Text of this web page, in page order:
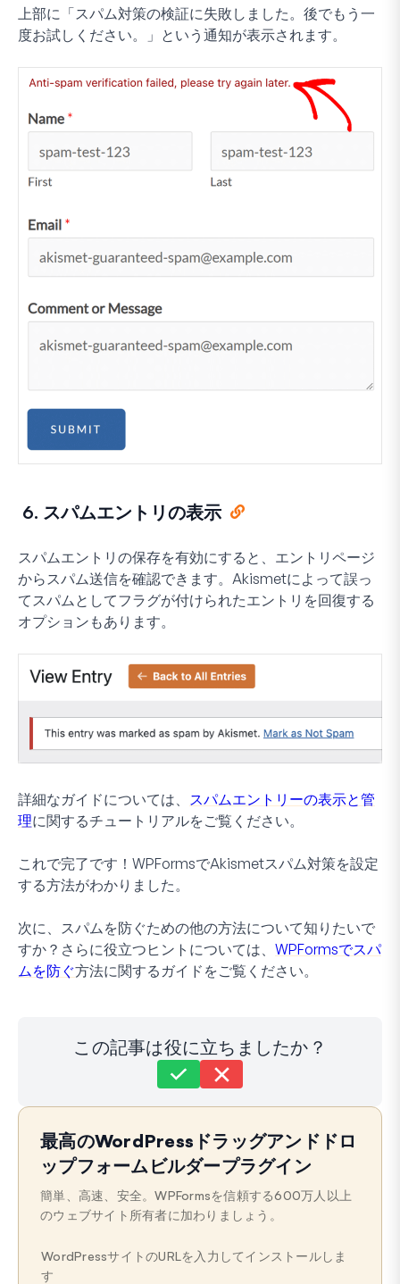
上部に「スパム対策の検証に失敗しました。後でもう一
度お試しください。」という通知が表示されます。
6. スパムエントリの表示
スパムエントリの保存を有効にすると、エントリページ
からスパム送信を確認できます。Akismetによって誤っ
てスパムとしてフラグが付けられたエントリを回復する
オプションもあります。
詳細なガイドについては、 スパムエントリーの表示と管
理に関するチュートリアルをご覧ください。
これで完了です！WPFormsでAkismetスパム対策を設定
する方法がわかりました。
次に、スパムを防ぐための他の方法について知りたいで
すか？さらに役立つヒントについては、 WPFormsでスパ
ムを防ぐ方法に関するガイドをご覧ください。
この記事は役に立ちましたか？
まだ解決しませんか？
どうすればお手伝いできますか？
最終更新日: 2024年9月24日
最高のWordPressドラッグアンドドロ
ップフォームビルダープラグイン
簡単、高速、安全。WPFormsを信頼する600万人以上
のウェブサイト所有者に加わりましょう。
WordPressサイトのURLを入力してインストールしま
す